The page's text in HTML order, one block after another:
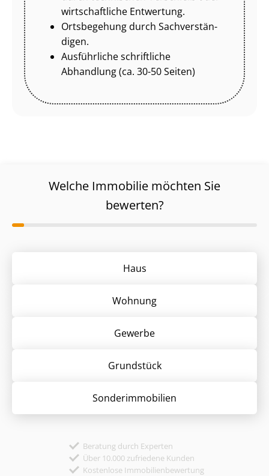
wirtschaftliche Entwertung.
Ortsbegehung durch Sach­ver­stän­
di­gen.
Ausführliche schriftliche
Abhandlung (ca. 30-50 Seiten)
Welche Immobilie möchten Sie
bewerten?
Haus
Wohnung
Gewerbe
Grund­stück
Sonder­immobilien
Beratung durch Experten
Über 10.000 zufriedene Kunden
Kostenlose Immobilienbewertung